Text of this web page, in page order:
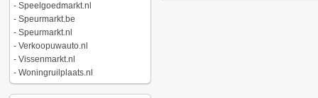
- Speelgoedmarkt.nl
- Speurmarkt.be
- Speurmarkt.nl
- Verkoopuwauto.nl
- Vissenmarkt.nl
- Woningruilplaats.nl